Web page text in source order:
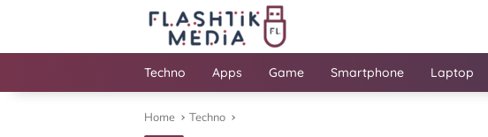
Techno Apps Game Smartphone Laptop
Home Techno